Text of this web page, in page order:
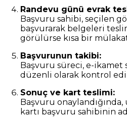
Randevu günü evrak
Başvuru sahibi, seçilen
başvurarak belgeleri
görülürse kısa bir
Başvurunun takibi:
Başvuru süreci, e-
düzenli olarak kontrol
Sonuç ve kart teslimi:
Başvuru
kartı başvuru sahibinin